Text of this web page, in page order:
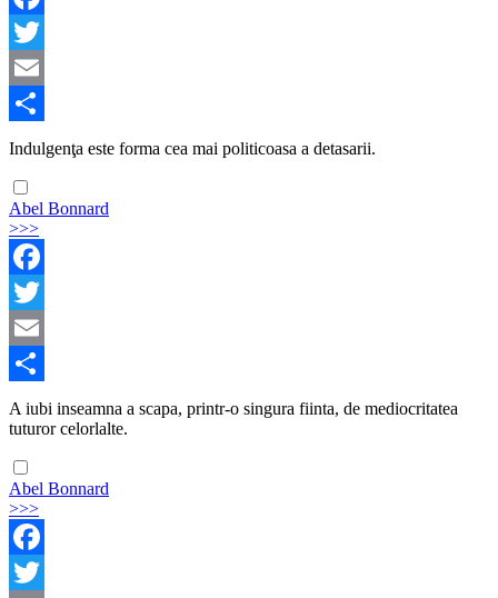
Facebook
Twitter
Email
Share
Indulgenţa este forma cea mai politicoasa a detasarii.
Abel Bonnard
>>>
Facebook
Twitter
Email
Share
A iubi inseamna a scapa, printr-o singura fiinta, de mediocritatea
tuturor celorlalte.
Abel Bonnard
>>>
Facebook